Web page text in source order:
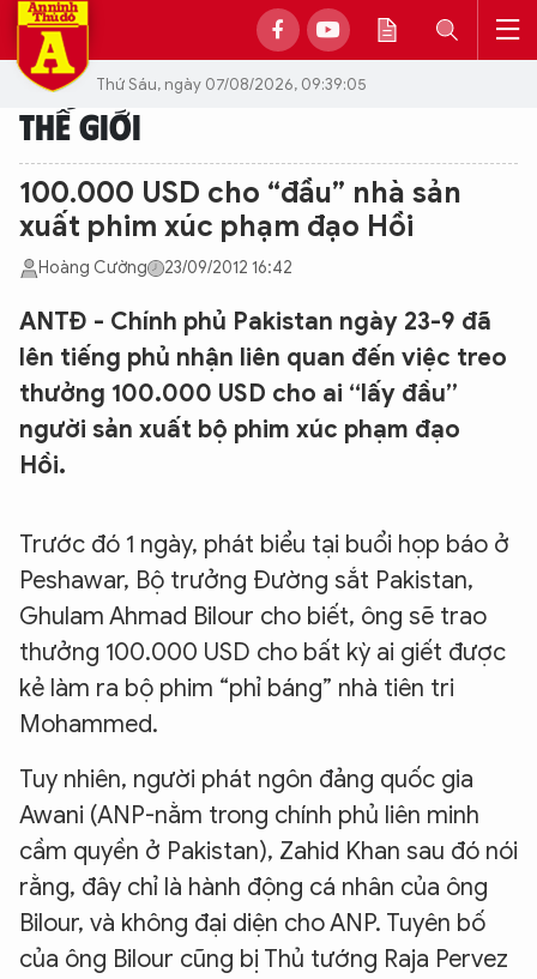
Thứ Sáu, ngày 07/08/2026, 09:39:05
THẾ GIỚI
100.000 USD cho “đầu” nhà sản
xuất phim xúc phạm đạo Hồi
Hoàng Cường 23/09/2012 16:42
ANTĐ - Chính phủ Pakistan ngày 23-9 đã
lên tiếng phủ nhận liên quan đến việc treo
thưởng 100.000 USD cho ai “lấy đầu”
người sản xuất bộ phim xúc phạm đạo
Hồi.
Trước đó 1 ngày, phát biểu tại buổi họp báo ở
Peshawar, Bộ trưởng Đường sắt Pakistan,
Ghulam Ahmad Bilour cho biết, ông sẽ trao
thưởng 100.000 USD cho bất kỳ ai giết được
kẻ làm ra bộ phim “phỉ báng” nhà tiên tri
Mohammed.
Tuy nhiên, người phát ngôn đảng quốc gia
Awani (ANP-nằm trong chính phủ liên minh
cầm quyền ở Pakistan), Zahid Khan sau đó nói
rằng, đây chỉ là hành động cá nhân của ông
Bilour, và không đại diện cho ANP. Tuyên bố
của ông Bilour cũng bị Thủ tướng Raja Pervez